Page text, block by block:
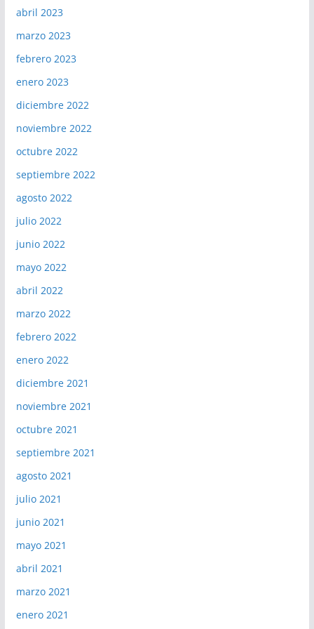
abril 2023
marzo 2023
febrero 2023
enero 2023
diciembre 2022
noviembre 2022
octubre 2022
septiembre 2022
agosto 2022
julio 2022
junio 2022
mayo 2022
abril 2022
marzo 2022
febrero 2022
enero 2022
diciembre 2021
noviembre 2021
octubre 2021
septiembre 2021
agosto 2021
julio 2021
junio 2021
mayo 2021
abril 2021
marzo 2021
enero 2021